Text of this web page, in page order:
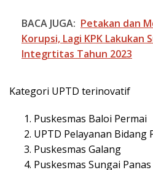
BACA JUGA: Petakan dan
Korupsi, Lagi KPK Lakukan
Integrtitas Tahun 2023
Kategori UPTD terinovatif
Puskesmas Baloi Permai
UPTD Pelayanan Bidang
Puskesmas Galang
Puskesmas Sungai Panas